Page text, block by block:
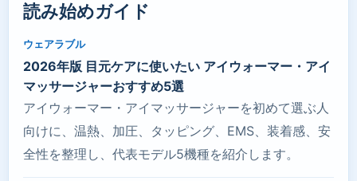
読み始めガイド
ウェアラブル
2026年版 目元ケアに使いたい アイウォーマー・アイ
マッサージャーおすすめ5選
アイウォーマー・アイマッサージャーを初めて選ぶ人
向けに、温熱、加圧、タッピング、EMS、装着感、安
全性を整理し、代表モデル5機種を紹介します。